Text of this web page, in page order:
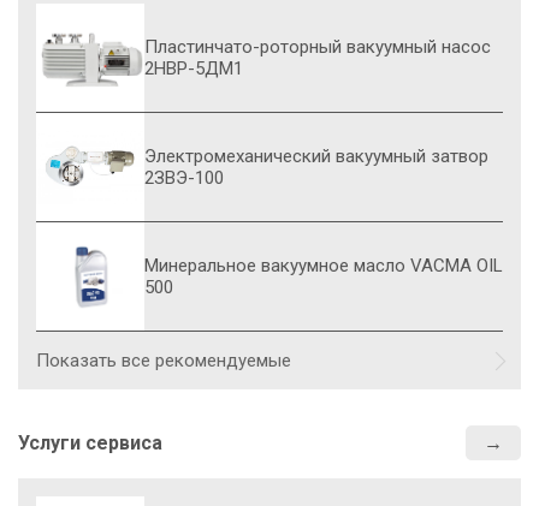
Пластинчато-роторный вакуумный насос
2НВР-5ДМ1
Электромеханический вакуумный затвор
2ЗВЭ-100
Минеральное вакуумное масло VACMA OIL
500
Показать все рекомендуемые
Услуги сервиса